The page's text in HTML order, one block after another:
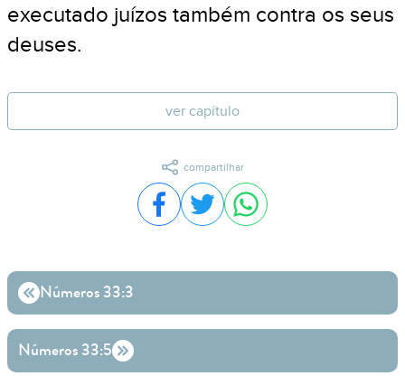
executado juízos também contra os seus
deuses.
ver capítulo
compartilhar
Compartilhar no Facebook
Compartilhar no Twitter
Compartilhar no
Números 33:3
Números 33:5